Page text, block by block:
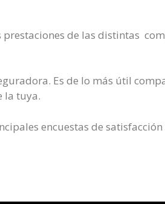
de las distintas
Es de lo más útil
la tuya.
encuestas de